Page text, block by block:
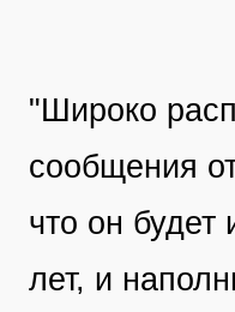
"Широко
сообщения
что он будет
лет, и